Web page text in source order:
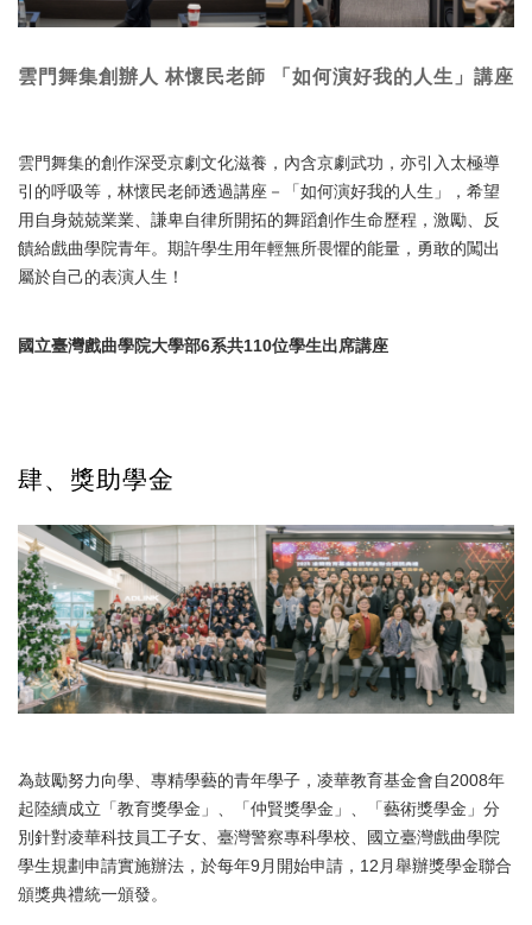
雲門舞集創辦人 林懷民老師 「如何演好我的人生」 講座
雲門舞集的創作深受京劇文化滋養，內含京劇武功，亦引入太極導
引的呼吸等，林懷民老師透過講座－「如何演好我的人生」，希望
用自身兢兢業業、謙卑自律所開拓的舞蹈創作生命歷程，激勵、反
饋給戲曲學院青年。期許學生用年輕無所畏懼的能量，勇敢的闖出
屬於自己的表演人生！
國立臺灣戲曲學院大學部6系共110位學生出席講座
肆、獎助學金
為鼓勵努力向學、專精學藝的青年學子，凌華教育基金會自2008年
起陸續成立「教育獎學金」、「仲賢獎學金」、「藝術獎學金」分
別針對凌華科技員工子女、臺灣警察專科學校、國立臺灣戲曲學院
學生規劃申請實施辦法，於每年9月開始申請，12月舉辦獎學金聯合
頒獎典禮統一頒發。